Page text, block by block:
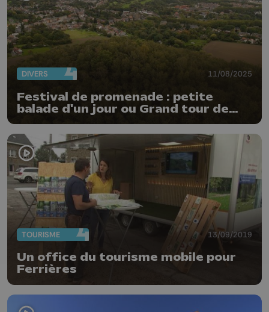
DIVERS 11/08/2025
Festival de promenade : petite
balade d'un jour ou Grand tour de
Liège
TOURISME 13/09/2019
Un office du tourisme mobile pour
Ferrières